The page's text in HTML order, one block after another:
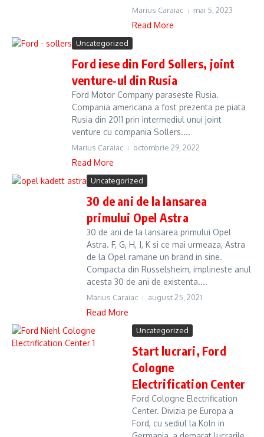
Marius Caraiac mai 5, 2023
Read More
Uncategorized
Ford iese din Ford Sollers, joint
venture-ul din Rusia
Ford Motor Company paraseste Rusia.
Compania americana a fost prezenta pe piata
Rusia din 2011 prin intermediul unui joint
venture cu compania Sollers....
Marius Caraiac octombrie 29, 2022
Read More
Uncategorized
30 de ani de la lansarea
primului Opel Astra
30 de ani de la lansarea primului Opel
Astra. F, G, H, J, K si ce mai urmeaza, Astra
de la Opel ramane un brand in sine.
Compacta din Russelsheim, implineste anul
acesta 30 de ani de existenta....
Marius Caraiac august 25, 2021
Read More
Uncategorized
Start lucrari, Ford
Cologne
Electrification Center
Ford Cologne Electrification
Center. Divizia pe Europa a
Ford, cu sediul la Koln in